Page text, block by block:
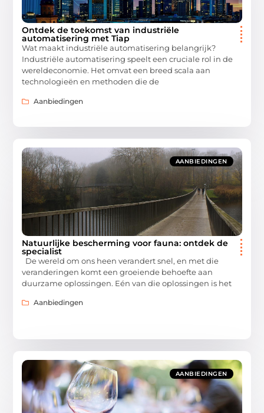
Ontdek de toekomst van industriële
automatisering met Tiap
Wat maakt industriële automatisering belangrijk?
Industriële automatisering speelt een cruciale rol in de
wereldeconomie. Het omvat een breed scala aan
technologieën en methoden die de
Aanbiedingen
AANBIEDINGEN
Natuurlijke bescherming voor fauna: ontdek de
specialist
De wereld om ons heen verandert snel, en met die
veranderingen komt een groeiende behoefte aan
duurzame oplossingen. Eén van die oplossingen is het
Aanbiedingen
AANBIEDINGEN